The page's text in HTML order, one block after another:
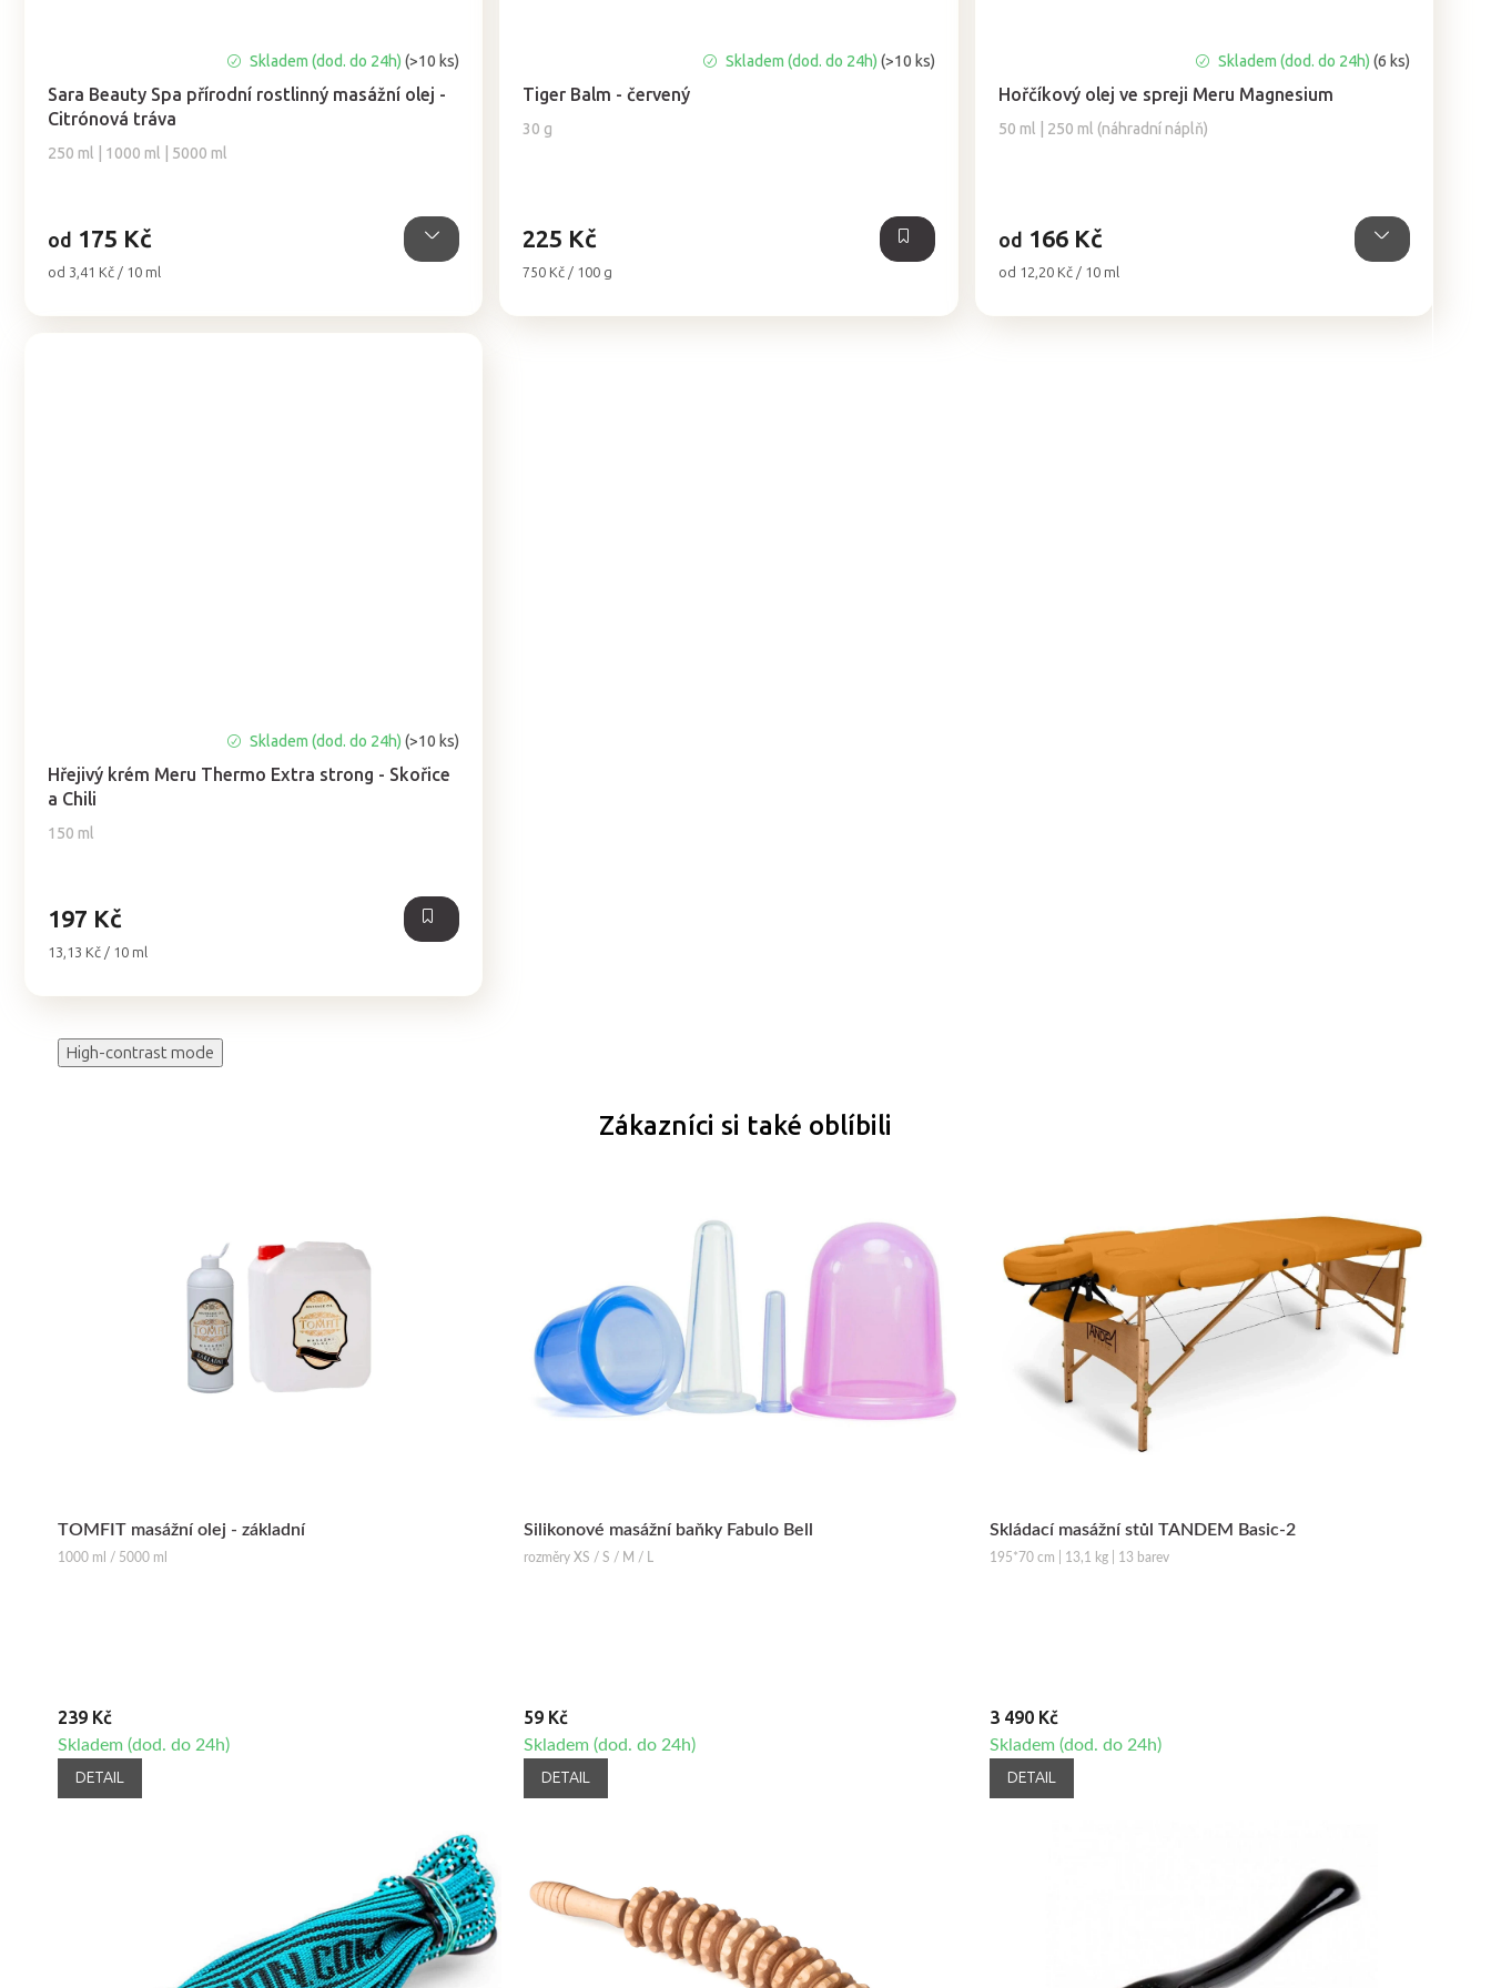
Sara Beauty Spa přírodní rostlinný masážní olej -
Citrónová tráva
250 ml | 1000 ml | 5000 ml
produktu
je
5,0
Skladem (dod. do 24h)(>10 ks)
od 175 Kč
Měrná
od 3,41 Kč / 10 ml
Tiger Balm - červený
30 g
hodnocení
produktu
je
Skladem (dod. do 24h) (>10 ks)
225 Kč
Měrná
750 Kč / 100 g
Hořčíkový olej ve spreji Meru Magnesium
50 ml | 250 ml (náhradní náplň)
hodnocení
produktu
je
Skladem (dod. do 24h) (6 ks)
od 166 Kč
Měrná
od 12,20 Kč / 10 ml
Hřejivý krém Meru Thermo Extra strong - Skořice
a Chili
150 ml
hodnocení
produktu
je
5,0
Skladem (dod. do 24h)(>10 ks)
197 Kč
Měrná
13,13 Kč / 10 ml
High-contrast mode
Zákazníci si také oblíbili
TOMFIT masážní olej - základní
1000 ml / 5000 ml
239 Kč
Skladem (dod. do 24h)
DETAIL
Silikonové masážní baňky Fabulo Bell
rozměry XS / S / M / L
59 Kč
Skladem (dod. do 24h)
DETAIL
Skládací masážní stůl TANDEM Basic-2
195*70 cm | 13,1 kg | 13 barev
3 490 Kč
Skladem (dod. do 24h)
DETAIL